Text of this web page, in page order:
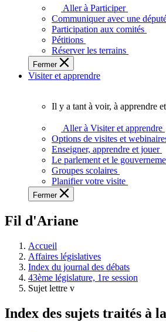
fonctionner
plein
potentiel,
l'Assemblée
a
besoin
Aller à Participer
Communiquer avec une
Participation aux comités
Pétitions
Réserver les terrains
Fermer
Visiter et apprendre
voir,
apprendre
et
découvrir
l'Assemblée
législative.
Il y a tant à voir, à apprendre
Aller à Visiter et apprendre
Options de visites et
Enseigner, apprendre et jouer
Le parlement et le
Groupes scolaires
Planifier votre visite
Fermer
Fil d'Ariane
Accueil
Affaires législatives
Index du journal des débats
43ème législature, 1re session
Sujet lettre v
Index des sujets traités à